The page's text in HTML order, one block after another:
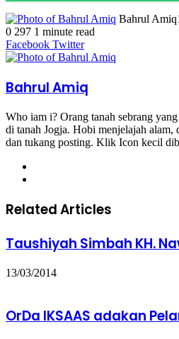
Bahrul Amiq
0 297 1 minute read
Facebook TwitterLinkedIn
Tumblr
Pinterest
Reddit
VKontakte
Share
via
Print
Bahrul Amiq
Who iam i? Orang tanah sebrang
di tanah Jogja. Hobi menjelajah alam,
dan tukang posting. Klik Icon kecil
Related Articles
Taushiyah Simbah KH.
13/03/2014
OrDa IKSAAS adakan